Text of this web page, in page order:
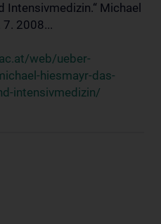
Intensivmedizin.“ Michael
2008...
web/ueber-
hiesmayr-das-
intensivmedizin/